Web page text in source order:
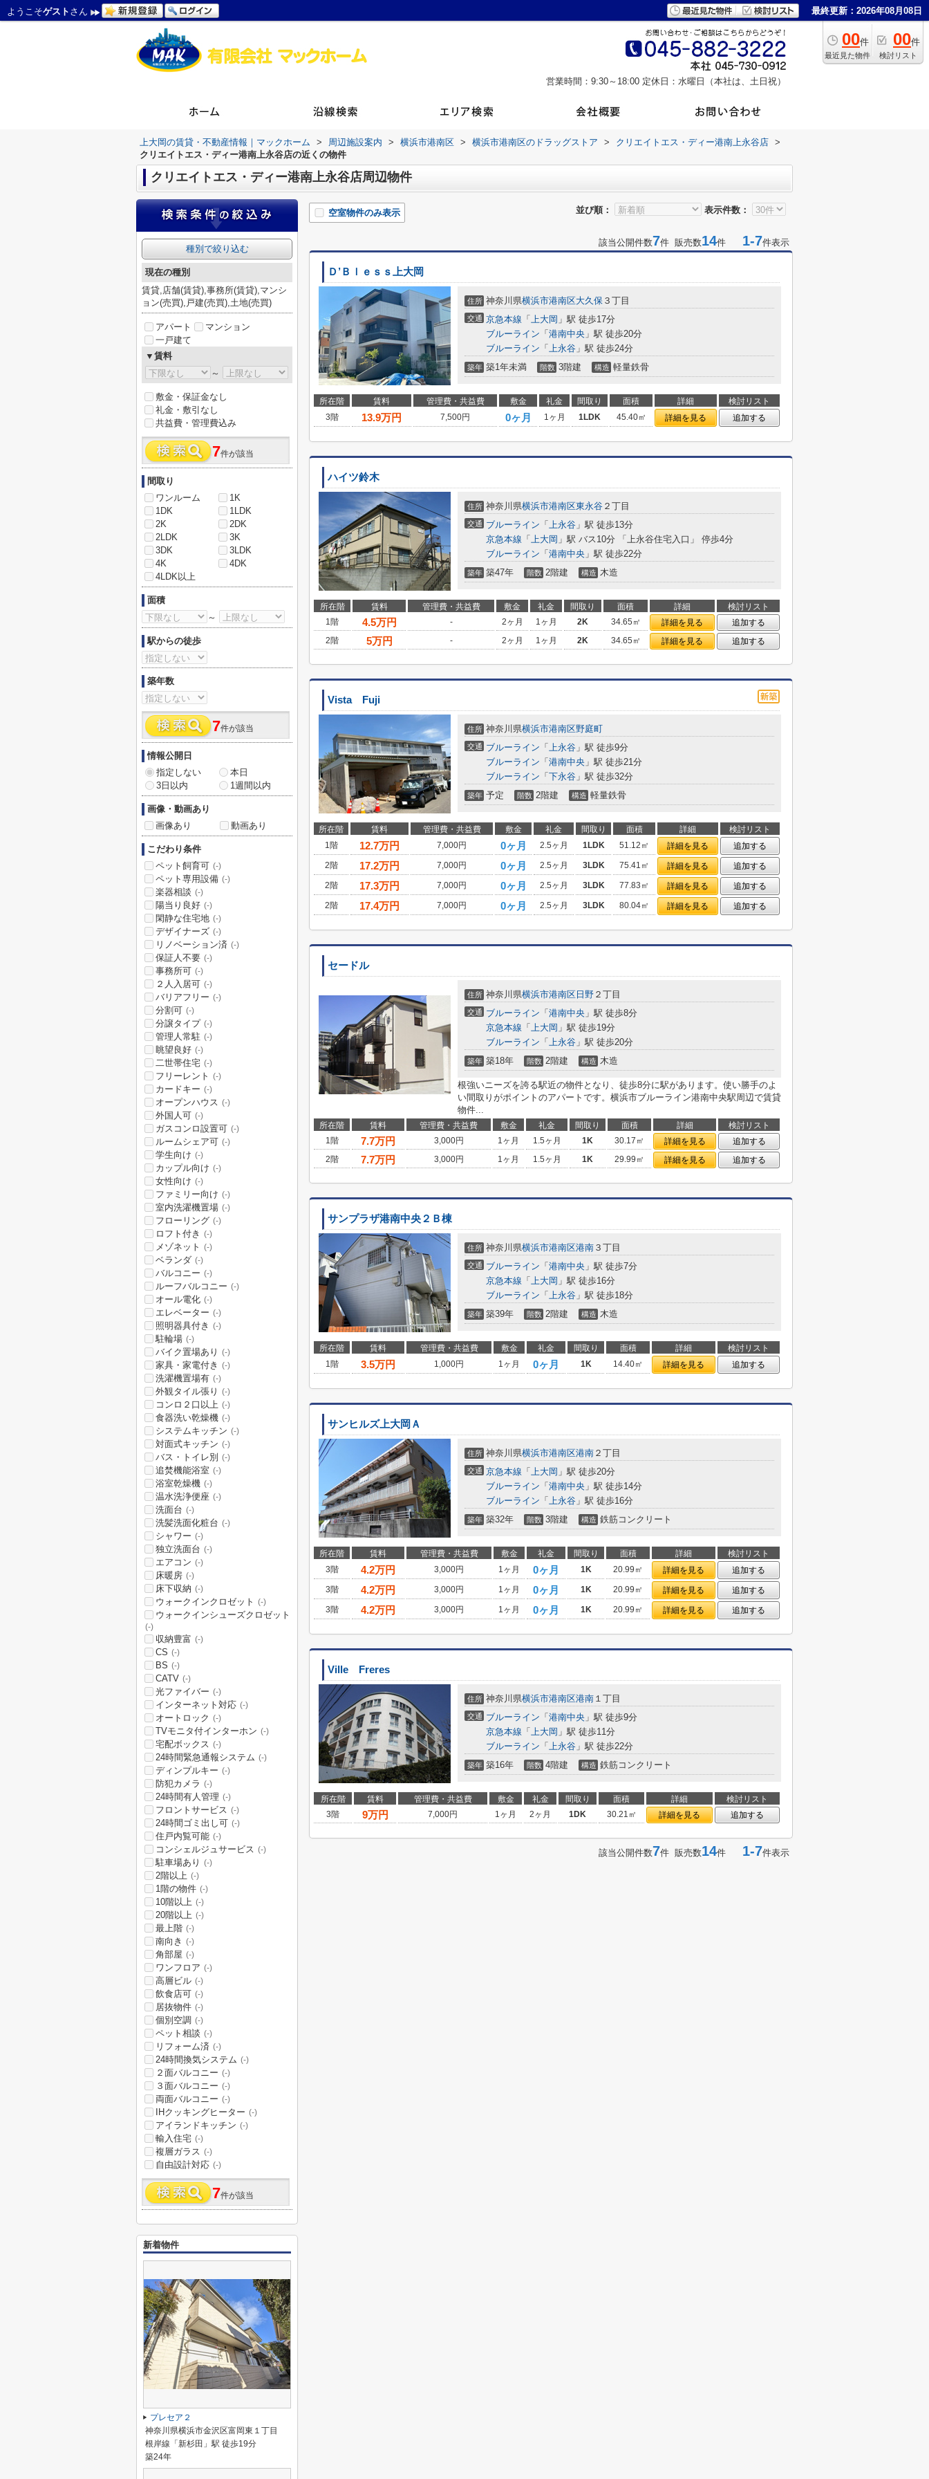
ようこそゲスト さん 最終更新：2026年08月08日
00件
最近見た物件
00件
検討リスト
営業時間：9:30～18:00 定休日：水曜日（本社は、土日祝）
上大岡の賃貸・不動産情報｜マックホーム > 周辺施設案内 > 横浜市港南区 > 横浜市港南区のドラッグストア > クリエイトエス・ディー港南上永谷店 >
クリエイトエス・ディー港南上永谷店の近くの物件
クリエイトエス・ディー港南上永谷店周辺物件
並び順： 表示件数：
空室物件のみ表示
該当公開件数7件 販売数14件 1-7件表示
Ｄ’Ｂｌｅｓｓ上大岡
住所 神奈川県横浜市港南区大久保 ３丁目
交通 京急本線 「 上大岡 」駅 徒歩17分
ブルーライン 「 港南中央 」駅 徒歩20分
ブルーライン 「 上永谷 」駅 徒歩24分
築年 築1年未満 階数 3階建 構造 軽量鉄骨
所在階 賃料 管理費・共益費 敷金 礼金 間取り 面積 詳細
検討リスト
3階
13.9万円 7,500円 0ヶ月 1ヶ月 1LDK 45.40㎡ 詳細を見る 追加する
ハイツ鈴木
住所 神奈川県横浜市港南区東永谷 ２丁目
交通 ブルーライン 「 上永谷 」駅 徒歩13分
京急本線 「 上大岡 」駅 バス10分 「上永谷住宅入口」 停歩4分
ブルーライン 「 港南中央 」駅 徒歩22分
築年 築47年 階数 2階建 構造 木造
所在階 賃料 管理費・共益費 敷金 礼金 間取り 面積 詳細
検討リスト
1階
4.5万円 - 2ヶ月 1ヶ月 2K 34.65㎡ 詳細を見る
追加する
2階
5万円 - 2ヶ月 1ヶ月 2K 34.65㎡ 詳細を見る 追加する
Vista Fuji
住所 神奈川県横浜市港南区野庭町
交通 ブルーライン 「 上永谷 」駅 徒歩9分
ブルーライン 「 港南中央 」駅 徒歩21分
ブルーライン 「 下永谷 」駅 徒歩32分
築年 予定 階数 2階建 構造 軽量鉄骨
所在階 賃料 管理費・共益費 敷金 礼金 間取り 面積 詳細
検討リスト
1階
12.7万円 7,000円 0ヶ月 2.5ヶ月 1LDK 51.12㎡ 詳細を見る
追加する
2階
17.2万円 7,000円 0ヶ月 2.5ヶ月 3LDK 75.41㎡ 詳細を見る
追加する
2階
17.3万円 7,000円 0ヶ月 2.5ヶ月 3LDK 77.83㎡ 詳細を見る
追加する
2階
17.4万円 7,000円 0ヶ月 2.5ヶ月 3LDK 80.04㎡ 詳細を見る 追加する
セードル
住所 神奈川県横浜市港南区 日野 ２丁目
交通 ブルーライン 「 港南中央 」駅 徒歩8分
京急本線 「 上大岡 」駅 徒歩19分
ブルーライン 「 上永谷 」駅 徒歩20分
築年 築18年 階数 2階建 構造 木造
根強いニーズを誇る駅近の物件となり、徒歩8分に駅があります。使い勝手のよ
い間取りがポイントのアパートです。横浜市ブルーライン港南中央駅周辺で賃貸
物件...
所在階 賃料 管理費・共益費 敷金 礼金 間取り 面積 詳細
検討リスト
1階
7.7万円 3,000円 1ヶ月 1.5ヶ月 1K 30.17㎡ 詳細を見る
追加する
2階
7.7万円 3,000円 1ヶ月 1.5ヶ月 1K 29.99㎡ 詳細を見る 追加する
サンプラザ港南中央２Ｂ棟
住所 神奈川県横浜市港南区港南 ３丁目
交通 ブルーライン 「 港南中央 」駅 徒歩7分
京急本線 「 上大岡 」駅 徒歩16分
ブルーライン 「 上永谷 」駅 徒歩18分
築年 築39年 階数 2階建 構造 木造
所在階 賃料 管理費・共益費 敷金 礼金 間取り 面積 詳細
検討リスト
1階
3.5万円 1,000円 1ヶ月 0ヶ月 1K 14.40㎡ 詳細を見る 追加する
サンヒルズ上大岡Ａ
住所 神奈川県横浜市港南区港南 ２丁目
交通 京急本線 「 上大岡 」駅 徒歩20分
ブルーライン 「 港南中央 」駅 徒歩14分
ブルーライン 「 上永谷 」駅 徒歩16分
築年 築32年 階数 3階建 構造 鉄筋コンクリート
所在階 賃料 管理費・共益費 敷金 礼金 間取り 面積 詳細
検討リスト
3階
4.2万円 3,000円 1ヶ月 0ヶ月 1K 20.99㎡ 詳細を見る
追加する
3階
4.2万円 3,000円 1ヶ月 0ヶ月 1K 20.99㎡ 詳細を見る
追加する
3階
4.2万円 3,000円 1ヶ月 0ヶ月 1K 20.99㎡ 詳細を見る 追加する
Ville Freres
住所 神奈川県横浜市港南区港南 １丁目
交通 ブルーライン 「 港南中央 」駅 徒歩9分
京急本線 「 上大岡 」駅 徒歩11分
ブルーライン 「 上永谷 」駅 徒歩22分
築年 築16年 階数 4階建 構造 鉄筋コンクリート
所在階 賃料 管理費・共益費 敷金 礼金 間取り 面積 詳細
検討リスト
3階
9万円 7,000円 1ヶ月 2ヶ月 1DK 30.21㎡ 詳細を見る 追加する
該当公開件数7件 販売数14件 1-7件表示
種別で絞り込む
現在の種別
賃貸,店舗(賃貸),事務所(賃貸),マンシ
ョン(売買),戸建(売買),土地(売買)
アパート
マンション
一戸建て
▼賃料
～
敷金・保証金なし
礼金・敷引なし
共益費・管理費込み
7件が該当
間取り
ワンルーム
1K
1DK
1LDK
2K
2DK
2LDK
3K
3DK
3LDK
4K
4DK
4LDK以上
面積
～
駅からの徒歩
築年数
7件が該当
情報公開日
指定しない
本日
3日以内
1週間以内
画像・動画あり
画像あり
動画あり
こだわり条件
ペット飼育可 (-)
ペット専用設備 (-)
楽器相談 (-)
陽当り良好 (-)
閑静な住宅地 (-)
デザイナーズ (-)
リノベーション済 (-)
保証人不要 (-)
事務所可 (-)
２人入居可 (-)
バリアフリー (-)
分割可 (-)
分譲タイプ (-)
管理人常駐 (-)
眺望良好 (-)
二世帯住宅 (-)
フリーレント (-)
カードキー (-)
オープンハウス (-)
外国人可 (-)
ガスコンロ設置可 (-)
ルームシェア可 (-)
学生向け (-)
カップル向け (-)
女性向け (-)
ファミリー向け (-)
室内洗濯機置場 (-)
フローリング (-)
ロフト付き (-)
メゾネット (-)
ベランダ (-)
バルコニー (-)
ルーフバルコニー (-)
オール電化 (-)
エレベーター (-)
照明器具付き (-)
駐輪場 (-)
バイク置場あり (-)
家具・家電付き (-)
洗濯機置場有 (-)
外観タイル張り (-)
コンロ２口以上 (-)
食器洗い乾燥機 (-)
システムキッチン (-)
対面式キッチン (-)
バス・トイレ別 (-)
追焚機能浴室 (-)
浴室乾燥機 (-)
温水洗浄便座 (-)
洗面台 (-)
洗髪洗面化粧台 (-)
シャワー (-)
独立洗面台 (-)
エアコン (-)
床暖房 (-)
床下収納 (-)
ウォークインクロゼット (-)
ウォークインシューズクロゼット
(-)
収納豊富 (-)
CS (-)
BS (-)
CATV (-)
光ファイバー (-)
インターネット対応 (-)
オートロック (-)
TVモニタ付インターホン (-)
宅配ボックス (-)
24時間緊急通報システム (-)
ディンプルキー (-)
防犯カメラ (-)
24時間有人管理 (-)
フロントサービス (-)
24時間ゴミ出し可 (-)
住戸内覧可能 (-)
コンシェルジュサービス (-)
駐車場あり (-)
2階以上 (-)
1階の物件 (-)
10階以上 (-)
20階以上 (-)
最上階 (-)
南向き (-)
角部屋 (-)
ワンフロア (-)
高層ビル (-)
飲食店可 (-)
居抜物件 (-)
個別空調 (-)
ペット相談 (-)
リフォーム済 (-)
24時間換気システム (-)
２面バルコニー (-)
３面バルコニー (-)
両面バルコニー (-)
IHクッキングヒーター (-)
アイランドキッチン (-)
輸入住宅 (-)
複層ガラス (-)
自由設計対応 (-)
7件が該当
新着物件
プレセア２
神奈川県横浜市金沢区富岡東１丁目
根岸線「新杉田」駅 徒歩19分
築24年